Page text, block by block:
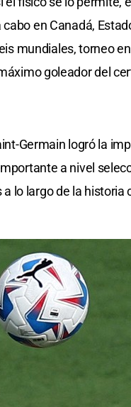
en Canadá,
mundiales, torneo
goleador del
Germain logró la
a nivel
lo largo de la